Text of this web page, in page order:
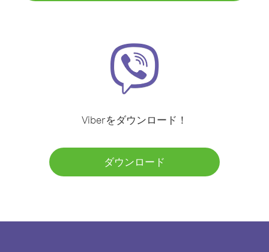
Viberをダウンロード！
ダウンロード